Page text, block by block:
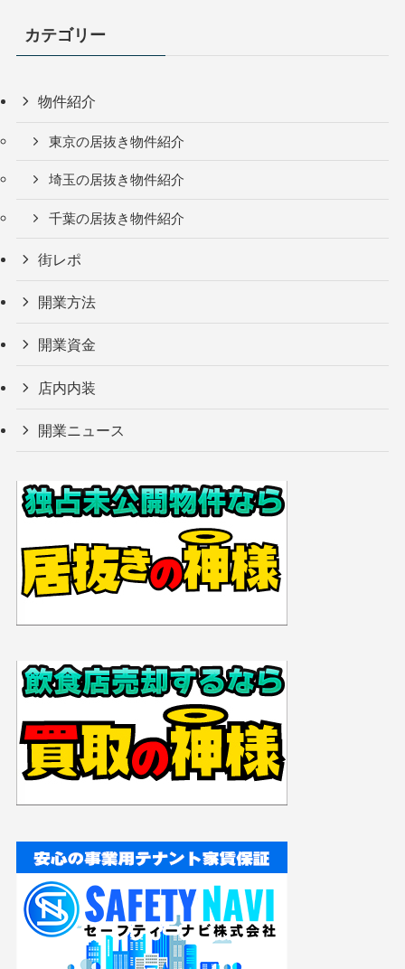
カテゴリー
物件紹介
東京の居抜き物件紹介
埼玉の居抜き物件紹介
千葉の居抜き物件紹介
街レポ
開業方法
開業資金
店内内装
開業ニュース